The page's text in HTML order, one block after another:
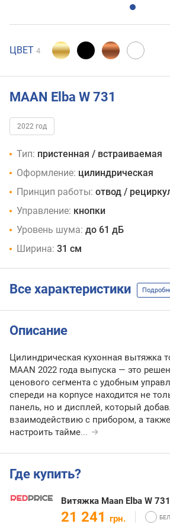
ЦВЕТ 4
MAAN Elba W 731
2022 год
Тип: пристенная / встраиваемая
Оформление: цилиндрическая
Принцип работы: отвод /
Управление: кнопки
Уровень шума: до 61 дБ
Ширина: 31 см
Все характеристики
Описание
Цилиндрическая кухонная вытяжка
MAAN 2022 года выпуска — это
ценового сегмента с удобным
спереди на корпусе находится не
панель, но и дисплей, который
взаимодействию с прибором, а
настроить тайме...
Где купить?
Витяжка Maan Elba W
21 241 грн.